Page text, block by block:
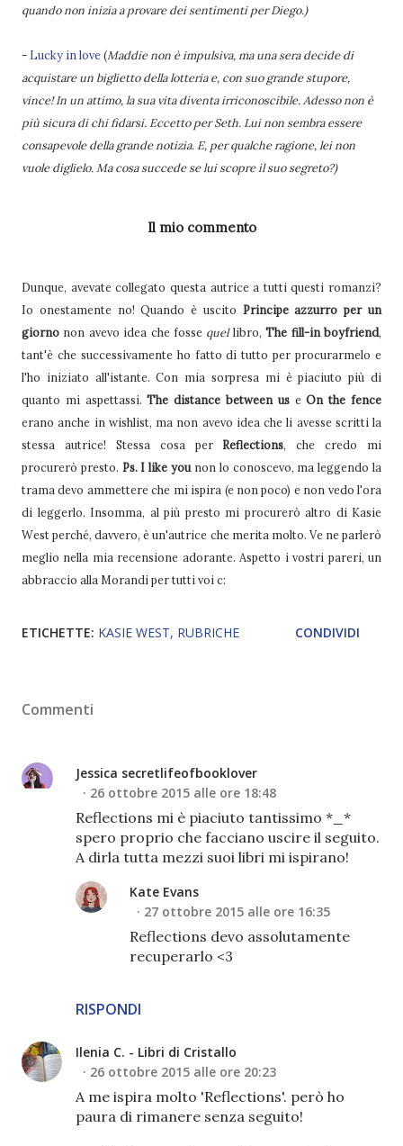
quando non inizia a provare dei sentimenti per Diego.)
- Lucky in love(Maddie non è impulsiva, ma una sera decide di
acquistare un biglietto della lotteria e, con suo grande stupore,
vince! In un attimo, la sua vita diventa irriconoscibile. Adesso non è
più sicura di chi fidarsi. Eccetto per Seth. Lui non sembra essere
consapevole della grande notizia. E, per qualche ragione, lei non
vuole diglielo. Ma cosa succede se lui scopre il suo segreto?)
Il mio commento
Dunque, avevate collegato questa autrice a tutti questi romanzi?
Io onestamente no! Quando è uscito Principe azzurro per un
giorno non avevo idea che fosse quellibro,The fill-in boyfriend,
tant'è che successivamente ho fatto di tutto per procurarmelo e
l'ho iniziato all'istante. Con mia sorpresa mi è piaciuto più di
quanto mi aspettassi.The distance between useOn the fence
erano anche in wishlist, ma non avevo idea che li avesse scritti la
stessa autrice! Stessa cosa perReflections, che credo mi
procurerò presto. Ps. I like you non lo conoscevo, ma leggendo la
trama devo ammettere che mi ispira (e non poco) e non vedo l'ora
di leggerlo. Insomma, al più presto mi procurerò altro di Kasie
West perché, davvero, è un'autrice che merita molto. Ve ne parlerò
meglio nella mia recensione adorante. Aspetto i vostri pareri, un
abbraccio alla Morandi per tutti voi c:
ETICHETTE: KASIE WEST RUBRICHE CONDIVIDI
Commenti
Jessica secretlifeofbooklover
26 ottobre 2015 alle ore 18:48
Reflections mi è piaciuto tantissimo *_*
spero proprio che facciano uscire il seguito.
A dirla tutta mezzi suoi libri mi ispirano!
RISPONDI
Kate Evans
27 ottobre 2015 alle ore 16:35
Reflections devo assolutamente
recuperarlo <3
Ilenia C. - Libri di Cristallo
26 ottobre 2015 alle ore 20:23
A me ispira molto 'Reflections'. però ho
paura di rimanere senza seguito!